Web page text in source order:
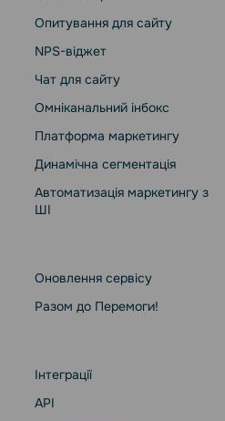
Опитування для сайту
NPS-віджет
Чат для сайту
Омніканальний інбокс
Платформа маркетингу
Динамічна сегментація
Автоматизація маркетингу з
ШІ
Оновлення сервісу
Разом до Перемоги!
Інтеграції
API